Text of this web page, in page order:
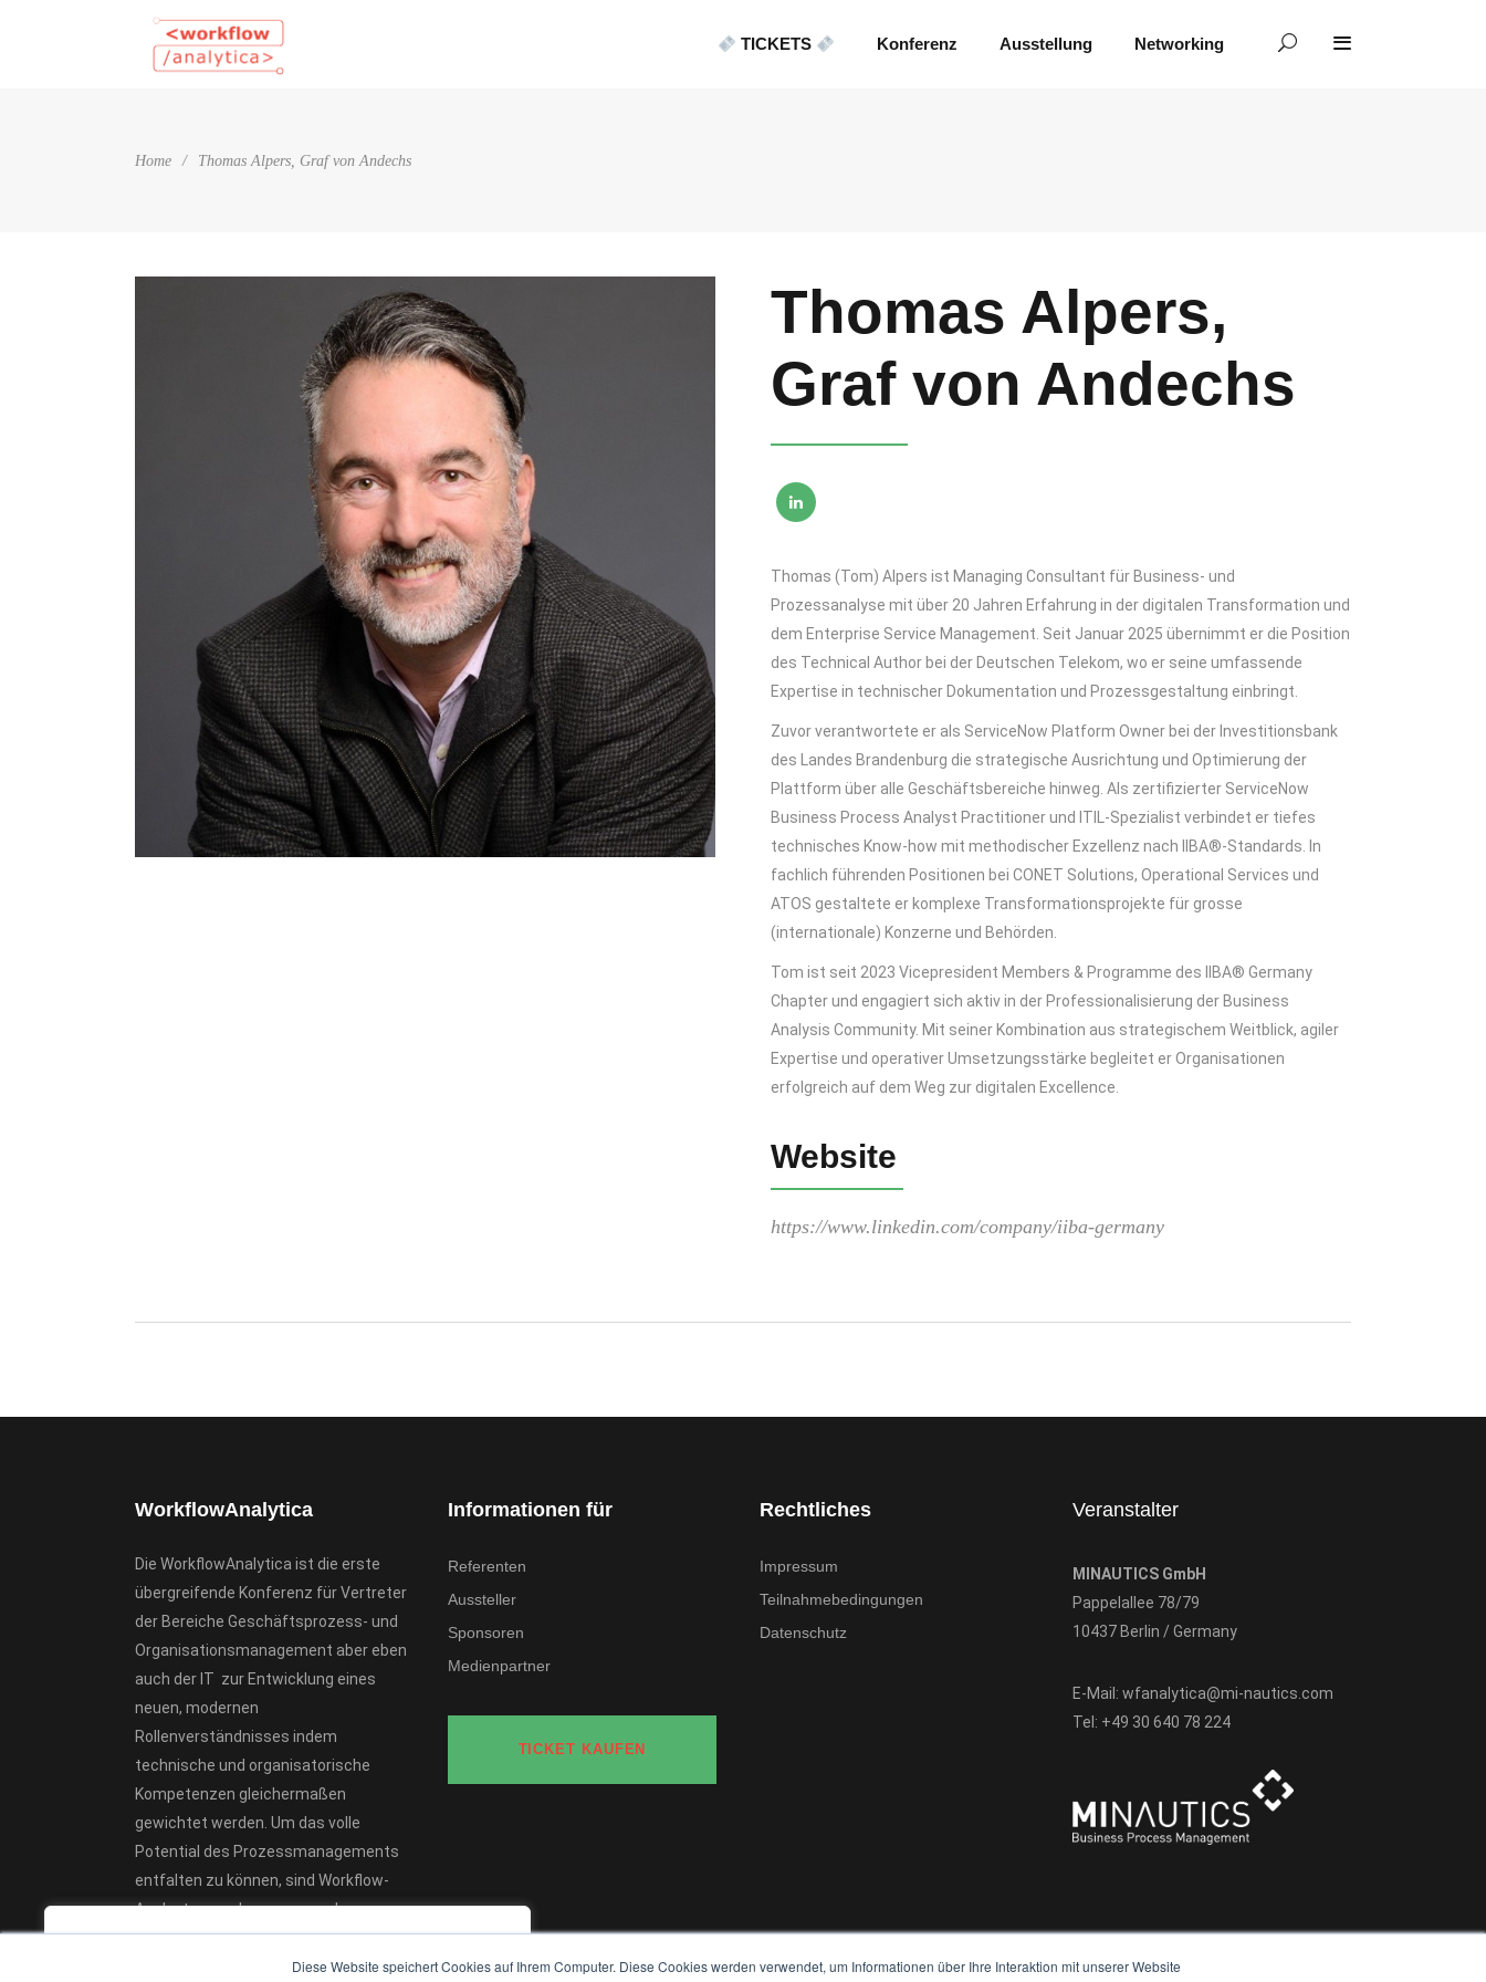
Diese Website speichert Cookies auf Ihrem Computer. Diese Cookies werden verwendet, um Informationen über Ihre Interaktion mit unserer Website
We value your privacy
TICKETS Konferenz Ausstellung Networking
Home / Thomas Alpers, Graf von Andechs
Thomas Alpers,
Graf von Andechs
Thomas (Tom) Alpers ist Managing Consultant für Business- und
Prozessanalyse mit über 20 Jahren Erfahrung in der digitalen Transformation und
dem Enterprise Service Management. Seit Januar 2025 übernimmt er die Position
des Technical Author bei der Deutschen Telekom, wo er seine umfassende
Expertise in technischer Dokumentation und Prozessgestaltung einbringt.
Zuvor verantwortete er als ServiceNow Platform Owner bei der Investitionsbank
des Landes Brandenburg die strategische Ausrichtung und Optimierung der
Plattform über alle Geschäftsbereiche hinweg. Als zertifizierter ServiceNow
Business Process Analyst Practitioner und ITIL-Spezialist verbindet er tiefes
technisches Know-how mit methodischer Exzellenz nach IIBA®-Standards. In
fachlich führenden Positionen bei CONET Solutions, Operational Services und
ATOS gestaltete er komplexe Transformationsprojekte für grosse
(internationale) Konzerne und Behörden.
Tom ist seit 2023 Vicepresident Members & Programme des IIBA® Germany
Chapter und engagiert sich aktiv in der Professionalisierung der Business
Analysis Community. Mit seiner Kombination aus strategischem Weitblick, agiler
Expertise und operativer Umsetzungsstärke begleitet er Organisationen
erfolgreich auf dem Weg zur digitalen Excellence.
Website
https://www.linkedin.com/company/iiba-germany
WorkflowAnalytica
Die WorkflowAnalytica ist die erste
übergreifende Konferenz für Vertreter
der Bereiche Geschäftsprozess- und
Organisationsmanagement aber eben
auch der IT zur Entwicklung eines
neuen, modernen
Rollenverständnisses indem
technische und organisatorische
Kompetenzen gleichermaßen
gewichtet werden. Um das volle
Potential des Prozessmanagements
entfalten zu können, sind Workflow-
Analysten von herausragender
Bedeutung.
Informationen für
Referenten
Aussteller
Sponsoren
Medienpartner
TICKET KAUFEN
Rechtliches
Impressum
Teilnahmebedingungen
Datenschutz
Veranstalter
MINAUTICS GmbH
Pappelallee 78/79
10437 Berlin / Germany
E-Mail: wfanalytica@mi-nautics.com
Tel: +49 30 640 78 224